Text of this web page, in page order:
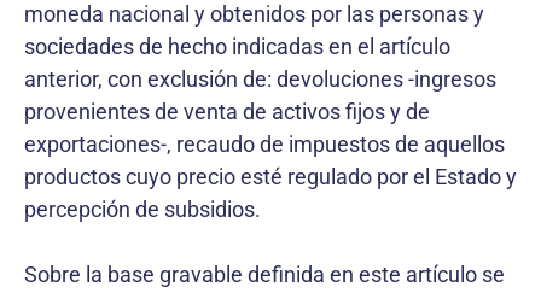
moneda nacional y obtenidos por las personas y
sociedades de hecho indicadas en el artículo
anterior, con exclusión de: devoluciones -ingresos
provenientes de venta de activos fijos y de
exportaciones-, recaudo de impuestos de aquellos
productos cuyo precio esté regulado por el Estado y
percepción de subsidios.
Sobre la base gravable definida en este artículo se